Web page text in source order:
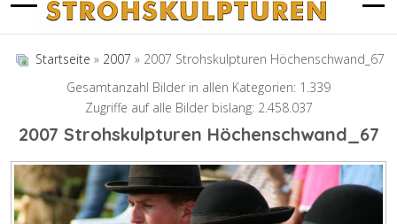
Startseite » 2007 » 2007 Strohskulpturen Höchenschwand_67
Gesamtanzahl Bilder in allen Kategorien: 1.339
Zugriffe auf alle Bilder bislang: 2.458.037
2007 Strohskulpturen Höchenschwand_67